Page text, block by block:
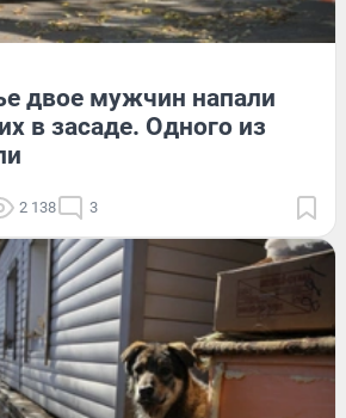
двое мужчин напали
в засаде. Одного из
2 138 3